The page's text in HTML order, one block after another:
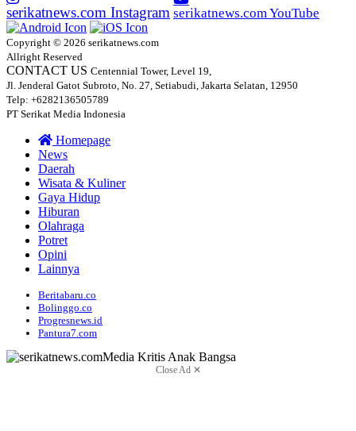
serikatnews.com Instagram serikatnews.com YouTube
Copyright © 2026 serikatnews.com
Allright Reserved
CONTACT US Centennial Tower, Level 19,
Jl. Jenderal Gatot Subroto, No. 27, Setiabudi, Jakarta Selatan, 12950
Telp: +6282136505789
PT Serikat Media Indonesia
Homepage
News
Daerah
Wisata & Kuliner
Gaya Hidup
Hiburan
Olahraga
Potret
Opini
Lainnya
Beritabaru.co
Bolinggo.co
Progresnews.id
Pantura7.com
Close Ad ✕